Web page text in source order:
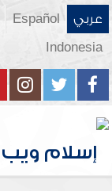
عربي Español
Indonesia